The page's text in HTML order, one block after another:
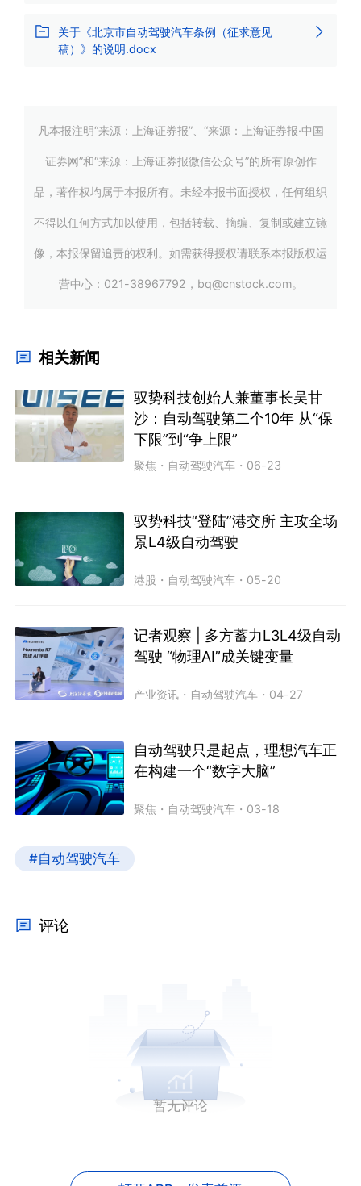
关于《北京市自动驾驶汽车条例（征求意见
稿）》的说明.docx
凡本报注明“来源：上海证券报”、“来源：上海证券报·中国
证券网”和“来源：上海证券报微信公众号”的所有原创作
品，著作权均属于本报所有。未经本报书面授权，任何组织
不得以任何方式加以使用，包括转载、摘编、复制或建立镜
像，本报保留追责的权利。如需获得授权请联系本报版权运
营中心：021-38967792，bq@cnstock.com。
相关新闻
驭势科技创始人兼董事长吴甘
沙：自动驾驶第二个10年 从“保
下限”到“争上限”
聚焦 ・ 自动驾驶汽车 ・ 06-23
驭势科技“登陆”港交所 主攻全场
景L4级自动驾驶
港股 ・ 自动驾驶汽车 ・ 05-20
记者观察 | 多方蓄力L3L4级自动
驾驶 “物理AI”成关键变量
产业资讯 ・ 自动驾驶汽车 ・ 04-27
自动驾驶只是起点，理想汽车正
在构建一个“数字大脑”
聚焦 ・ 自动驾驶汽车 ・ 03-18
#自动驾驶汽车
评论
暂无评论